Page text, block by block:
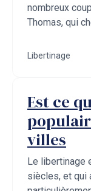
nombreux
Thomas, qui
Libertinage
Est ce
villes
Le libertinage
siècles, et qui